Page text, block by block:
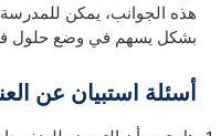
هذه الجوانب، يمكن للمدرسة
بشكل يسهم في وضع حلول
أسئلة استبيان عن